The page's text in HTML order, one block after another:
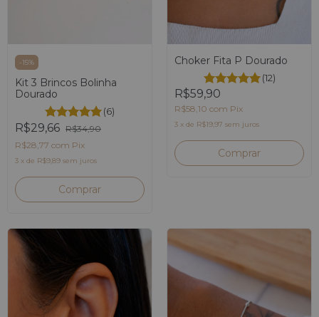
-15%
Kit 3 Brincos Bolinha
Dourado
(6)
R$29,66 R$34,90
R$28,77 com Pix
3 x de R$9,89 sem juros
Choker Fita P Dourado
(12)
R$59,90
R$58,10 com Pix
3 x de R$19,97 sem juros